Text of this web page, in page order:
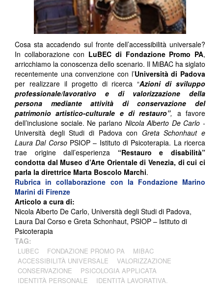
Cosa sta accadendo sul fronte dell’accessibilità universale?
In collaborazione con LuBEC di Fondazione Promo PA,
arricchiamo la conoscenza dello scenario. Il MiBAC ha siglato
recentemente una convenzione con l’Università di Padova
per realizzare il progetto di ricerca “Azioni di sviluppo
professionale/lavorativo e di valorizzazione della
persona mediante attività di conservazione del
patrimonio artistico-culturale e di restauro”, a favore
dell’inclusione sociale. Ne parlano Nicola Alberto De Carlo -
Università degli Studi di Padova con Greta Schonhaut e
Laura Dal CorsoPSIOP – Istituto di Psicoterapia. La ricerca
trae origine dall’esperienza “Restauro e disabilità”
condotta dal Museo d’Arte Orientale di Venezia, di cui ci
parla la direttrice Marta Boscolo Marchi.
Rubrica in collaborazione con la Fondazione Marino
Marini di Firenze
Articolo a cura di:
Nicola Alberto De Carlo, Università degli Studi di Padova,
Laura Dal Corso e Greta Schonhaut, PSIOP – Istituto di
Psicoterapia
TAG:
LUBEC FONDAZIONE PROMO PA
MIBAC
ACCESSIBILITÀ UNIVERSALE
VALORIZZAZIONE
CONSERVAZIONE
PSICOLOGIA APPLICATA
IDENTITÀ PERSONALE
IDENTITÀ LAVORATIVA.